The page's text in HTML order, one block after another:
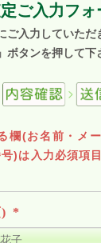
ご入力フォ
ご入力していただ
ボタンを押して下
欄(お名前・メ
)は入力必須項
*